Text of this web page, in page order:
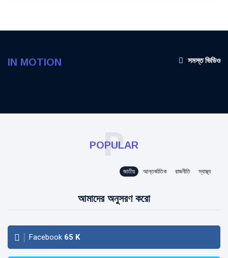
IN MOTION সমস্ত ভিডিও
POPULAR
P
জাতীয় আন্তর্জাতিক রাজনীতি স্বাস্থ্য
আমাদের অনুসরণ করো
Facebook 65 K